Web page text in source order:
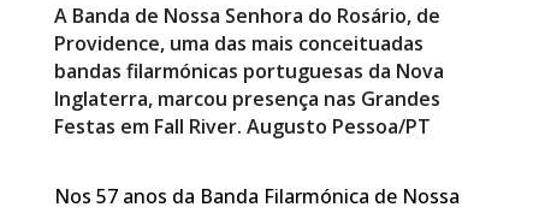
A Banda de Nossa Senhora do Rosário, de
Providence, uma das mais conceituadas
bandas filarmónicas portuguesas da Nova
Inglaterra, marcou presença nas Grandes
Festas em Fall River. Augusto Pessoa/PT
Nos 57 anos da Banda Filarmónica de Nossa